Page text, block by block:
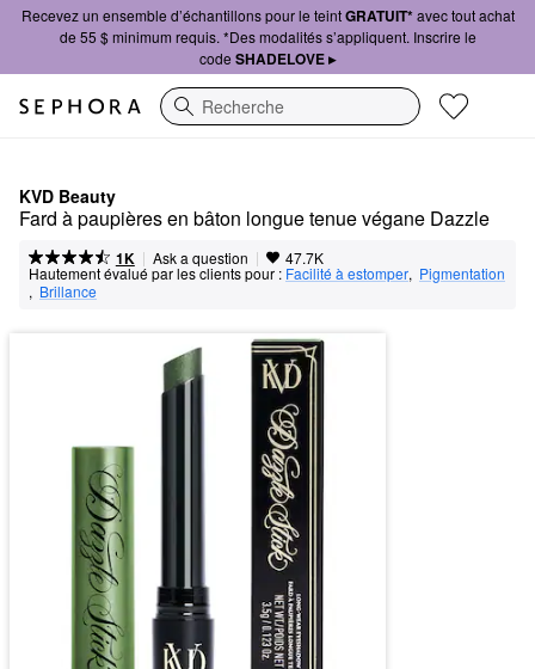
Recevez un ensemble d’échantillons pour le teintGRATUIT*avec tout achat
de 55 $ minimum requis. *Des modalités s’appliquent. Inscrire le
code SHADELOVE ▸
Recherche
KVD Beauty
Fard à paupières en bâton longue tenue végane Dazzle
1K | Ask a question | 47.7K
Hautement évalué par les clients pour : Facilité à estomper, Pigmentation
, Brillance